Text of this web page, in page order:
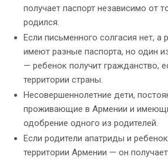
получает паспорт независимо от
родился.
Если письменного солгасия нет, а
имеют разные паспорта, но один
— ребенок получит гражданство,
территории страны.
Несовершеннолетние дети,
проживающие в Армении и
одобрение одного из родителей.
Если родители апатриды и
территории Армении — он